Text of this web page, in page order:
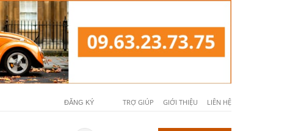
ĐĂNG KÝ TRỢ GIÚP GIỚI THIỆU LIÊN HỆ